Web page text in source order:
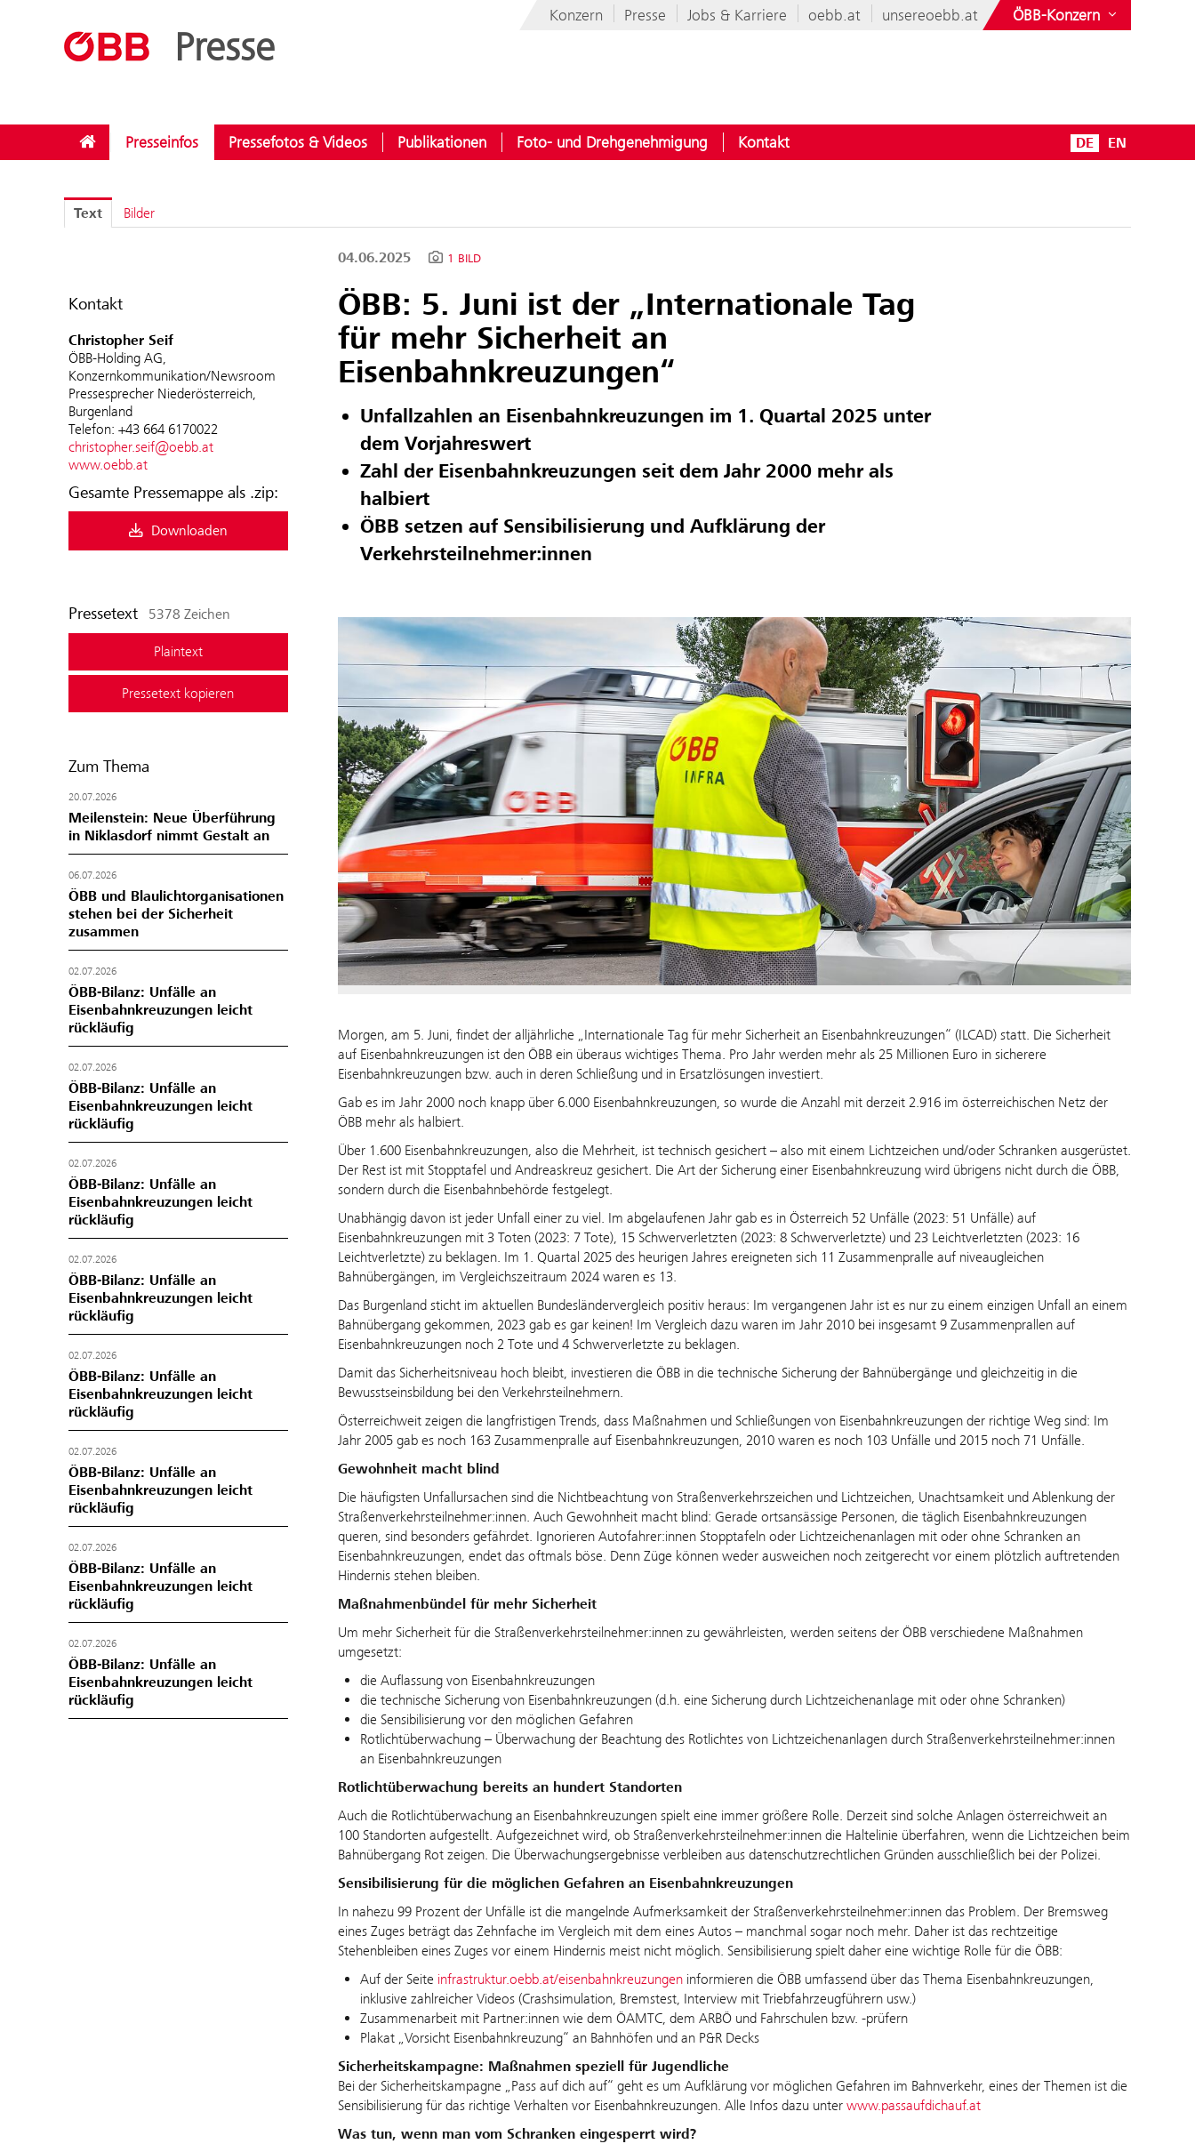
Presse
Konzern Presse Jobs & Karriere oebb.at unsereoebb.at ÖBB-Konzern
Presseinfos Pressefotos & Videos Publikationen Foto- und Drehgenehmigung Kontakt DE EN
Text Bilder
Kontakt
Christopher Seif
ÖBB-Holding AG,
Konzernkommunikation/Newsroom
Pressesprecher Niederösterreich,
Burgenland
Telefon: +43 664 6170022
christopher.seif@oebb.at
www.oebb.at
Gesamte Pressemappe als .zip:
Downloaden
Pressetext 5378 Zeichen
Plaintext
Pressetext kopieren
Zum Thema
20.07.2026
Meilenstein: Neue Überführung
in Niklasdorf nimmt Gestalt an
06.07.2026
ÖBB und Blaulichtorganisationen
stehen bei der Sicherheit
zusammen
02.07.2026
ÖBB-Bilanz: Unfälle an
Eisenbahnkreuzungen leicht
rückläufig
02.07.2026
ÖBB-Bilanz: Unfälle an
Eisenbahnkreuzungen leicht
rückläufig
02.07.2026
ÖBB-Bilanz: Unfälle an
Eisenbahnkreuzungen leicht
rückläufig
02.07.2026
ÖBB-Bilanz: Unfälle an
Eisenbahnkreuzungen leicht
rückläufig
02.07.2026
ÖBB-Bilanz: Unfälle an
Eisenbahnkreuzungen leicht
rückläufig
02.07.2026
ÖBB-Bilanz: Unfälle an
Eisenbahnkreuzungen leicht
rückläufig
02.07.2026
ÖBB-Bilanz: Unfälle an
Eisenbahnkreuzungen leicht
rückläufig
02.07.2026
ÖBB-Bilanz: Unfälle an
Eisenbahnkreuzungen leicht
rückläufig
04.06.2025 1 BILD
ÖBB: 5. Juni ist der „Internationale Tag
für mehr Sicherheit an
Eisenbahnkreuzungen“
Unfallzahlen an Eisenbahnkreuzungen im 1. Quartal 2025 unter
dem Vorjahreswert
Zahl der Eisenbahnkreuzungen seit dem Jahr 2000 mehr als
halbiert
ÖBB setzen auf Sensibilisierung und Aufklärung der
Verkehrsteilnehmer:innen
Morgen, am 5. Juni, findet der alljährliche „Internationale Tag für mehr Sicherheit an Eisenbahnkreuzungen“ (ILCAD) statt. Die Sicherheit
auf Eisenbahnkreuzungen ist den ÖBB ein überaus wichtiges Thema. Pro Jahr werden mehr als 25 Millionen Euro in sicherere
Eisenbahnkreuzungen bzw. auch in deren Schließung und in Ersatzlösungen investiert.
Gab es im Jahr 2000 noch knapp über 6.000 Eisenbahnkreuzungen, so wurde die Anzahl mit derzeit 2.916 im österreichischen Netz der
ÖBB mehr als halbiert.
Über 1.600 Eisenbahnkreuzungen, also die Mehrheit, ist technisch gesichert – also mit einem Lichtzeichen und/oder Schranken ausgerüstet.
Der Rest ist mit Stopptafel und Andreaskreuz gesichert. Die Art der Sicherung einer Eisenbahnkreuzung wird übrigens nicht durch die ÖBB,
sondern durch die Eisenbahnbehörde festgelegt.
Unabhängig davon ist jeder Unfall einer zu viel. Im abgelaufenen Jahr gab es in Österreich 52 Unfälle (2023: 51 Unfälle) auf
Eisenbahnkreuzungen mit 3 Toten (2023: 7 Tote), 15 Schwerverletzten (2023: 8 Schwerverletzte) und 23 Leichtverletzten (2023: 16
Leichtverletzte) zu beklagen. Im 1. Quartal 2025 des heurigen Jahres ereigneten sich 11 Zusammenpralle auf niveaugleichen
Bahnübergängen, im Vergleichszeitraum 2024 waren es 13.
Das Burgenland sticht im aktuellen Bundesländervergleich positiv heraus: Im vergangenen Jahr ist es nur zu einem einzigen Unfall an einem
Bahnübergang gekommen, 2023 gab es gar keinen! Im Vergleich dazu waren im Jahr 2010 bei insgesamt 9 Zusammenprallen auf
Eisenbahnkreuzungen noch 2 Tote und 4 Schwerverletzte zu beklagen.
Damit das Sicherheitsniveau hoch bleibt, investieren die ÖBB in die technische Sicherung der Bahnübergänge und gleichzeitig in die
Bewusstseinsbildung bei den Verkehrsteilnehmern.
Österreichweit zeigen die langfristigen Trends, dass Maßnahmen und Schließungen von Eisenbahnkreuzungen der richtige Weg sind: Im
Jahr 2005 gab es noch 163 Zusammenpralle auf Eisenbahnkreuzungen, 2010 waren es noch 103 Unfälle und 2015 noch 71 Unfälle.
Gewohnheit macht blind
Die häufigsten Unfallursachen sind die Nichtbeachtung von Straßenverkehrszeichen und Lichtzeichen, Unachtsamkeit und Ablenkung der
Straßenverkehrsteilnehmer:innen. Auch Gewohnheit macht blind: Gerade ortsansässige Personen, die täglich Eisenbahnkreuzungen
queren, sind besonders gefährdet. Ignorieren Autofahrer:innen Stopptafeln oder Lichtzeichenanlagen mit oder ohne Schranken an
Eisenbahnkreuzungen, endet das oftmals böse. Denn Züge können weder ausweichen noch zeitgerecht vor einem plötzlich auftretenden
Hindernis stehen bleiben.
Maßnahmenbündel für mehr Sicherheit
Um mehr Sicherheit für die Straßenverkehrsteilnehmer:innen zu gewährleisten, werden seitens der ÖBB verschiedene Maßnahmen
umgesetzt:
die Auflassung von Eisenbahnkreuzungen
die technische Sicherung von Eisenbahnkreuzungen (d.h. eine Sicherung durch Lichtzeichenanlage mit oder ohne Schranken)
die Sensibilisierung vor den möglichen Gefahren
Rotlichtüberwachung – Überwachung der Beachtung des Rotlichtes von Lichtzeichenanlagen durch Straßenverkehrsteilnehmer:innen
an Eisenbahnkreuzungen
Rotlichtüberwachung bereits an hundert Standorten
Auch die Rotlichtüberwachung an Eisenbahnkreuzungen spielt eine immer größere Rolle. Derzeit sind solche Anlagen österreichweit an
100 Standorten aufgestellt. Aufgezeichnet wird, ob Straßenverkehrsteilnehmer:innen die Haltelinie überfahren, wenn die Lichtzeichen beim
Bahnübergang Rot zeigen. Die Überwachungsergebnisse verbleiben aus datenschutzrechtlichen Gründen ausschließlich bei der Polizei.
Sensibilisierung für die möglichen Gefahren an Eisenbahnkreuzungen
In nahezu 99 Prozent der Unfälle ist die mangelnde Aufmerksamkeit der Straßenverkehrsteilnehmer:innen das Problem. Der Bremsweg
eines Zuges beträgt das Zehnfache im Vergleich mit dem eines Autos – manchmal sogar noch mehr. Daher ist das rechtzeitige
Stehenbleiben eines Zuges vor einem Hindernis meist nicht möglich. Sensibilisierung spielt daher eine wichtige Rolle für die ÖBB:
Auf der Seite infrastruktur.oebb.at/eisenbahnkreuzungeninformieren die ÖBB umfassend über das Thema Eisenbahnkreuzungen,
inklusive zahlreicher Videos (Crashsimulation, Bremstest, Interview mit Triebfahrzeugführern usw.)
Zusammenarbeit mit Partner:innen wie dem ÖAMTC, dem ARBÖ und Fahrschulen bzw. -prüfern
Plakat „Vorsicht Eisenbahnkreuzung“ an Bahnhöfen und an P&R Decks
Sicherheitskampagne: Maßnahmen speziell für Jugendliche
Bei der Sicherheitskampagne „Pass auf dich auf“ geht es um Aufklärung vor möglichen Gefahren im Bahnverkehr, eines der Themen ist die
Sensibilisierung für das richtige Verhalten vor Eisenbahnkreuzungen. Alle Infos dazu unter www.passaufdichauf.at
Was tun, wenn man vom Schranken eingesperrt wird?